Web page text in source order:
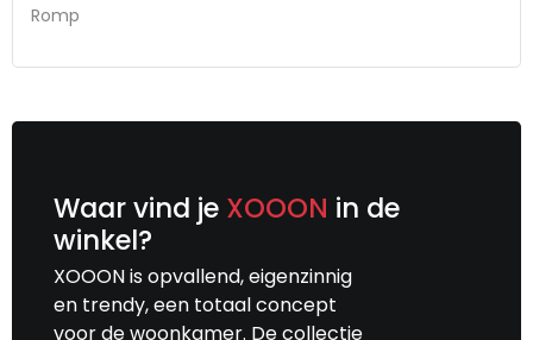
Romp
Waar vind je XOOON in de
winkel?
XOOON is opvallend, eigenzinnig
en trendy, een totaal concept
voor de woonkamer. De collectie